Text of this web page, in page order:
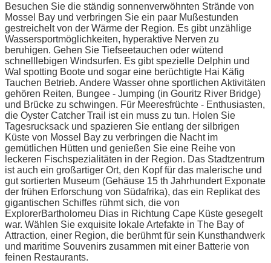
Besuchen Sie die ständig sonnenverwöhnten Strände von
Mossel Bay und verbringen Sie ein paar Mußestunden
gestreichelt von der Wärme der Region. Es gibt unzählige
Wassersportmöglichkeiten, hyperaktive Nerven zu
beruhigen. Gehen Sie Tiefseetauchen oder wütend
schnelllebigen Windsurfen. Es gibt spezielle Delphin und
Wal spotting Boote und sogar eine berüchtigte Hai Käfig
Tauchen Betrieb. Andere Wasser ohne sportlichen Aktivitäten
gehören Reiten, Bungee - Jumping (in Gouritz River Bridge)
und Brücke zu schwingen. Für Meeresfrüchte - Enthusiasten,
die Oyster Catcher Trail ist ein muss zu tun. Holen Sie
Tagesrucksack und spazieren Sie entlang der silbrigen
Küste von Mossel Bay zu verbringen die Nacht im
gemütlichen Hütten und genießen Sie eine Reihe von
leckeren Fischspezialitäten in der Region. Das Stadtzentrum
ist auch ein großartiger Ort, den Kopf für das malerische und
gut sortierten Museum (Gehäuse 15 th Jahrhundert Exponate
der frühen Erforschung von Südafrika), das ein Replikat des
gigantischen Schiffes rühmt sich, die von
ExplorerBartholomeu Dias in Richtung Cape Küste gesegelt
war. Wählen Sie exquisite lokale Artefakte in The Bay of
Attraction, einer Region, die berühmt für sein Kunsthandwerk
und maritime Souvenirs zusammen mit einer Batterie von
feinen Restaurants.